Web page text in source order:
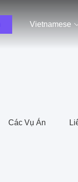
Vietnamese
Các Vụ Án